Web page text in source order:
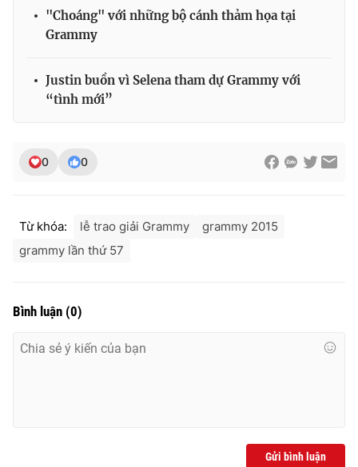
THỜI BÁO VTV
Theo dõi báo trên
Cơ quan báo chí:Thời báo VTV
Giấy phép hoạt động báo in và báo điện tử số 483/GP-BTTTT
cấp ngày 29/12/2023
Phó Tổng Biên tập:
Nguyễn Trọng Ninh
Tổng đài VTV:024.38 355 931 - 024.38 355 932
"Choáng" với những bộ cánh thảm họa tại
Grammy
Justin buồn vì Selena tham dự Grammy với
“tình mới”
0 0
Từ khóa: lễ trao giải Grammy
grammy 2015
grammy lần thứ 57
Bình luận (0)
Gửi bình luận